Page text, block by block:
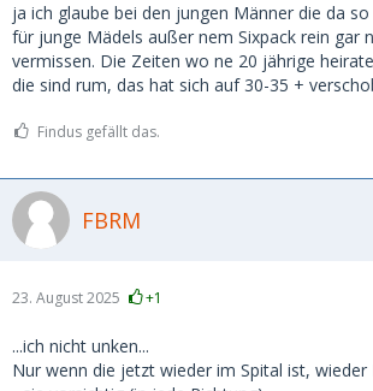
ja ich glaube bei den jungen Männer die da
für junge Mädels außer nem Sixpack rein gar
vermissen. Die Zeiten wo ne 20 jährige
die sind rum, das hat sich auf 30-35 +
Findus gefällt das.
FBRM
23. August 2025 +1
...ich nicht unken...
Nur wenn die jetzt wieder im Spital ist, wieder